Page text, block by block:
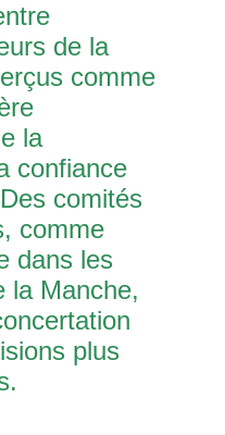
de la
comme
la
confiance
comités
comme
dans les
la Manche,
plus